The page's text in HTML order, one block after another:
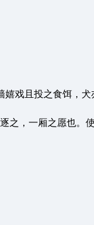
且投之食饵，犬
，一厢之愿也。